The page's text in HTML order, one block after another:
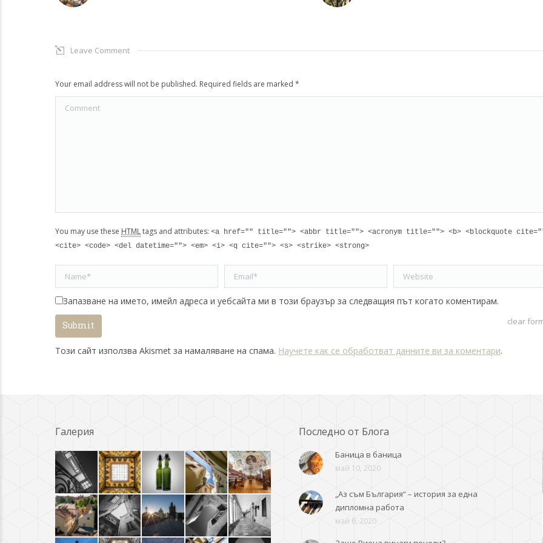
Leave Comment
Your email address will not be published. Required fields are marked *
Comment
You may use these HTMLtags and attributes: <a href="" title=""> <abbr title=""> <acronym title=""> <b> <blockquote
<cite> <code> <del datetime=""> <em> <i> <q cite=""> <s> <strike> <strong>
Name * Email * Website
Запазване на името, имейл адреса и уебсайта ми в този браузър за следващия път когато коментирам.
clear
Submit
Този сайт използва Akismet за намаляване на спама. Научете как се обработват данните ви за коментари.
Галерия Последно от Блога
Баница в баница
май 10, 2020
„Аз съм България“ – история за една
дипломна работа
май 6, 2020